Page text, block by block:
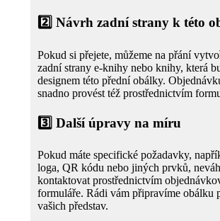
2️⃣ Návrh zadní strany k této
Pokud si přejete, můžeme na přání
zadní strany e-knihy nebo knihy, která
designem této přední obálky.
snadno provést též prostřednictvím
3️⃣ Další úpravy na míru
Pokud máte specifické požadavky,
loga, QR kódu nebo jiných prvků,
kontaktovat prostřednictvím
formuláře. Rádi vám připravíme obálku
vašich představ.